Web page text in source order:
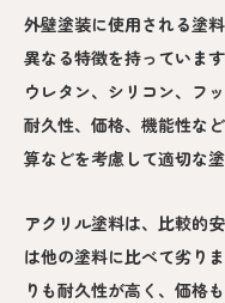
外壁塗装に使用される塗
異なる特徴を持っていま
ウレタン、シリコン、フ
耐久性、価格、機能性な
算などを考慮して適切な
アクリル塗料は、比較的
は他の塗料に比べて劣り
りも耐久性が高く、価格